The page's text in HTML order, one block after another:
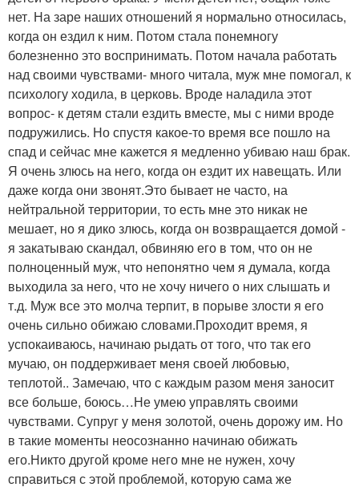
нет. На заре наших отношений я нормально относилась,
когда он ездил к ним. Потом стала понемногу
болезненно это воспринимать. Потом начала работать
над своими чувствами- много читала, муж мне помогал, к
психологу ходила, в церковь. Вроде наладила этот
вопрос- к детям стали ездить вместе, мы с ними вроде
подружились. Но спустя какое-то время все пошло на
спад и сейчас мне кажется я медленно убиваю наш брак.
Я очень злюсь на него, когда он ездит их навещать. Или
даже когда они звонят.Это бывает не часто, на
нейтральной территории, то есть мне это никак не
мешает, но я дико злюсь, когда он возвращается домой -
я закатываю скандал, обвиняю его в том, что он не
полноценный муж, что непонятно чем я думала, когда
выходила за него, что не хочу ничего о них слышать и
т.д. Муж все это молча терпит, в порыве злости я его
очень сильно обижаю словами.Проходит время, я
успокаиваюсь, начинаю рыдать от того, что так его
мучаю, он поддерживает меня своей любовью,
теплотой.. Замечаю, что с каждым разом меня заносит
все больше, боюсь…Не умею управлять своими
чувствами. Супруг у меня золотой, очень дорожу им. Но
в такие моменты неосознанно начинаю обижать
его.Никто другой кроме него мне не нужен, хочу
справиться с этой проблемой, которую сама же